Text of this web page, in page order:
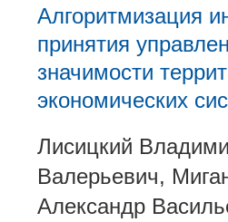
Алгоритмизация
принятия
значимости
экономических
Лисицкий
Валерьевич,
Александр